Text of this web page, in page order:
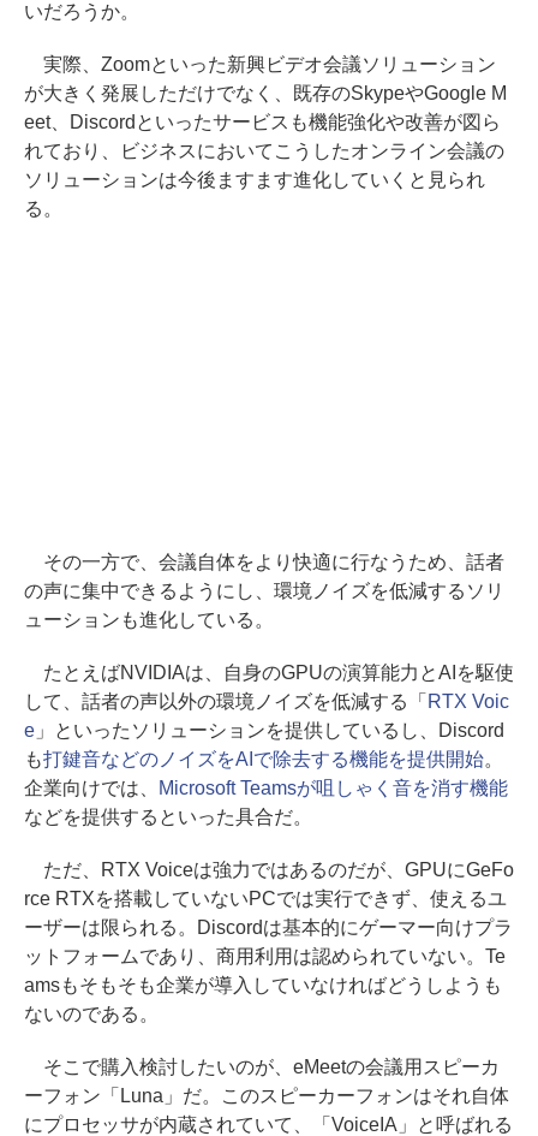
いだろうか。
実際、Zoomといった新興ビデオ会議ソリューション
が大きく発展しただけでなく、既存のSkypeやGoogle M
eet、Discordといったサービスも機能強化や改善が図ら
れており、ビジネスにおいてこうしたオンライン会議の
ソリューションは今後ますます進化していくと見られ
る。
その一方で、会議自体をより快適に行なうため、話者
の声に集中できるようにし、環境ノイズを低減するソリ
ューションも進化している。
たとえばNVIDIAは、自身のGPUの演算能力とAIを駆使
して、話者の声以外の環境ノイズを低減する「 RTX Voic
e 」といったソリューションを提供しているし、Discord
も打鍵音などのノイズをAIで除去する機能を提供開始。
企業向けでは、
Microsoft Teamsが咀しゃく音を消す機能
などを提供するといった具合だ。
ただ、RTX Voiceは強力ではあるのだが、GPUにGeFo
rce RTXを搭載していないPCでは実行できず、使えるユ
ーザーは限られる。Discordは基本的にゲーマー向けプラ
ットフォームであり、商用利用は認められていない。Te
amsもそもそも企業が導入していなければどうしようも
ないのである。
そこで購入検討したいのが、eMeetの会議用スピーカ
ーフォン「Luna」だ。このスピーカーフォンはそれ自体
にプロセッサが内蔵されていて、「VoiceIA」と呼ばれる